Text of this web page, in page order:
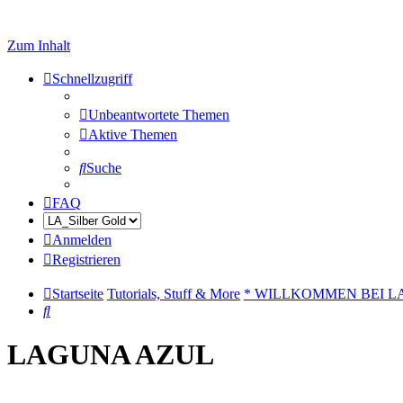
Zum Inhalt
Schnellzugriff
Unbeantwortete Themen
Aktive Themen
Suche
FAQ
Anmelden
Registrieren
Startseite Tutorials, Stuff & More * WILLKOMMEN BEI
Suche
LAGUNA AZUL